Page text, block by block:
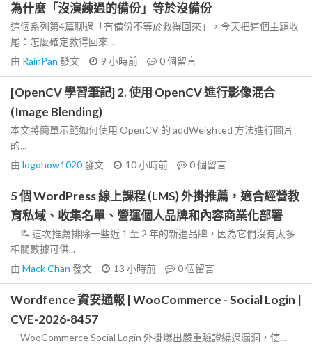
為什麼「沒演練過的備份」等於沒備份
這個系列第4篇聊過「有備份不等於救得回來」，今天把這個主題收
尾：怎麼確定救得回來...
由 RainPan 發文 9 小時前 0個留言
[OpenCV 學習筆記] 2. 使用 OpenCV 進行影像混合
(Image Blending)
本文將簡單示範如何使用 OpenCV 的 addWeighted 方法進行圖片
的...
由 logohow1020發文 10 小時前 0個留言
5 個 WordPress 線上課程 (LMS) 外掛推薦，適合經營教
育私域、收集名單、營運個人品牌和內容商業化部署
📝 這次推薦排除一些近 1 至 2 年的新進品牌，因為它們沒有太多
相關數據可供...
由 Mack Chan 發文 13 小時前 0個留言
Wordfence 資安通報 | WooCommerce - Social Login |
CVE-2026-8457
WooCommerce Social Login 外掛爆出嚴重驗證繞過漏洞，使...